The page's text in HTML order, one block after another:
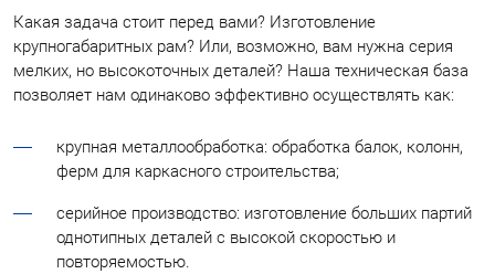
Какая задача стоит перед вами? Изготовление
крупногабаритных рам? Или, возможно, вам нужна серия
мелких, но высокоточных деталей? Наша техническая база
позволяет нам одинаково эффективно осуществлять как:
крупная металлообработка: обработка балок, колонн,
ферм для каркасного строительства;
серийное производство: изготовление больших партий
однотипных деталей с высокой скоростью и
повторяемостью.